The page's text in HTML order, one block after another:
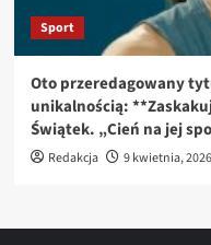
Sport
Oto przeredagowany
unikalnością:
Świątek. „Cień na jej
Redakcja 9 kwietnia, 2026